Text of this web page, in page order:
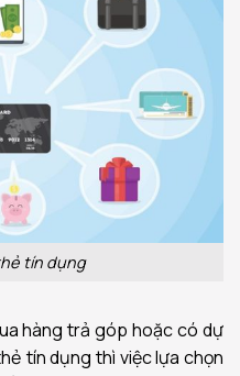
tín dụng
hàng trả góp hoặc có dự
tín dụng thì việc lựa chọn